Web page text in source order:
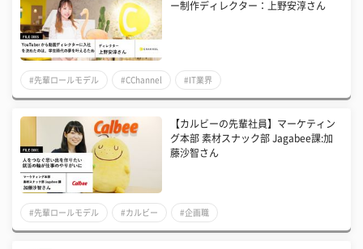
ー制作ディレクター：上野安淳さん
#先輩ロールモデル #CChannel #IT業界
【カルビーの先輩社員】マーケティン
グ本部 素材スナック部 Jagabee課:加
藤沙智さん
#先輩ロールモデル #カルビー #企画職